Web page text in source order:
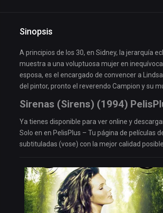
Sinopsis
A principios de los 30, en Sidney, la jerarquía
muestra a una voluptuosa mujer en
esposa, es el encargado de convencer a
del pintor, pronto el reverendo Campion y su
Sirenas (Sirens) (1994)
Ya tienes disponible para ver online y
Solo en en PelisPlus – Tu página de películas
subtituladas (vose) con la mejor calidad posible.